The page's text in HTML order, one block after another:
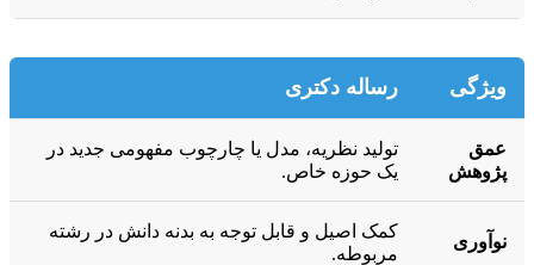
ویژگی رساله دکتری
عمق
پژوهش
تولید نظریه، مدل یا چارچوب مفهومی جدید در
یک حوزه خاص.
نوآوری
کمک اصیل و قابل توجه به بدنه دانش در رشته
مربوطه.